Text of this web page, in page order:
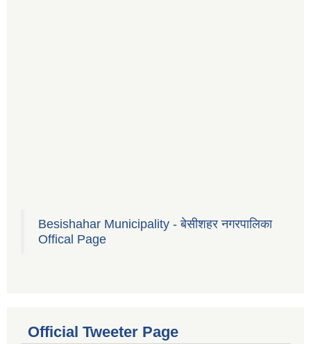
Besishahar Municipality - बेसीशहर नगरपालिका
Offical Page
Official Tweeter Page